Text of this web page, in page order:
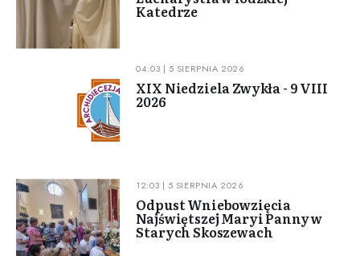
Katedrze
04:03 | 5 SIERPNIA 2026
XIX Niedziela Zwykła - 9 VIII
2026
12:03 | 5 SIERPNIA 2026
Odpust Wniebowzięcia
Najświętszej Maryi Panny w
Starych Skoszewach